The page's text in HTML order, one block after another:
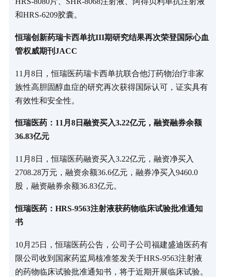
和HRS-6209胶囊。
恒瑞创新药瑞卡西单抗III期研究结果再次荣登国际心血
管权威期刊JACC
11月8日，恒瑞医药瑞卡西单抗联合他汀药物治疗非家
族性高胆固醇血症的研究再次获得国际认可，证实具有
有效性和安全性。
恒瑞医药：11月8日融资买入3.22亿元，融资融券余额
36.83亿元
11月8日，恒瑞医药融资买入3.22亿元，融资净买入
2708.28万元，融资余额36.6亿元，融券净买入9460.0
股，融资融券余额36.83亿元。
恒瑞医药：HRS-9563注射液获药物临床试验批准通知
书
10月25日，恒瑞医药公告，公司子公司福建盛迪医药有
限公司收到国家药监局核准签发关于HRS-9563注射液
的药物临床试验批准通知书，将于近期开展临床试验。